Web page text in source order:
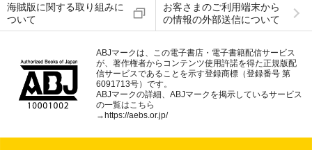
海賊版に関する取り組みに
ついて
お客さまのご利用端末から
の情報の外部送信について
ABJマークは、この電子書店・電子書籍配信サービス
が、著作権者からコンテンツ使用許諾を得た正規版配
信サービスであることを示す登録商標（登録番号 第
6091713号）です。
ABJマークの詳細、ABJマークを掲示しているサービス
の一覧はこちら
→ https://aebs.or.jp/